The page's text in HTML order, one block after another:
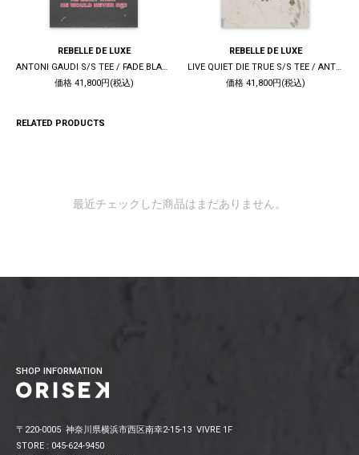
REBELLE DE LUXE
ANTONI GAUDI S/S TEE / FADE BLACK
価格 41,800円(税込)
REBELLE DE LUXE
LIVE QUIET DIE TRUE S/S TEE / ANTIQUE WHITE
価格 41,800円(税込)
RELATED PRODUCTS
最近チェックした商品はまだありません。
SHOP INFORMATION
〒220-0005 神奈川県横浜市西区南幸2-15-13 VIVRE 1F
STORE : 045-624-9450